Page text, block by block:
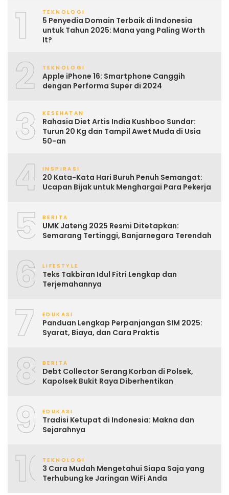
1 TEKNOLOGI
5 Penyedia Domain Terbaik di Indonesia
untuk Tahun 2025: Mana yang Paling Worth
It?
2 TEKNOLOGI
Apple iPhone 16: Smartphone Canggih
dengan Performa Super di 2024
3 KESEHATAN
Rahasia Diet Artis India Kushboo Sundar:
Turun 20 Kg dan Tampil Awet Muda di Usia
50-an
4 INSPIRASI
20 Kata-Kata Hari Buruh Penuh Semangat:
Ucapan Bijak untuk Menghargai Para Pekerja
5 BERITA
UMK Jateng 2025 Resmi Ditetapkan:
Semarang Tertinggi, Banjarnegara Terendah
6 LIFESTYLE
Teks Takbiran Idul Fitri Lengkap dan
Terjemahannya
7 EDUKASI
Panduan Lengkap Perpanjangan SIM 2025:
Syarat, Biaya, dan Cara Praktis
8 BERITA
Debt Collector Serang Korban di Polsek,
Kapolsek Bukit Raya Diberhentikan
9 EDUKASI
Tradisi Ketupat di Indonesia: Makna dan
Sejarahnya
10TEKNOLOGI
3 Cara Mudah Mengetahui Siapa Saja yang
Terhubung ke Jaringan WiFi Anda